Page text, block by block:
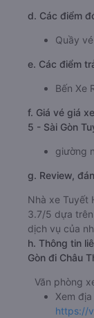
d. Các điểm
Quầy
e. Các điểm
Bến Xe
f. Giá vé giá
5 - Sài Gòn
giường
g. Review,
Nhà xe Tuyết
3.7/5 dựa
dịch vụ của
h. Thông tin
Gòn đi Châu
Văn phòng
Xem
https://